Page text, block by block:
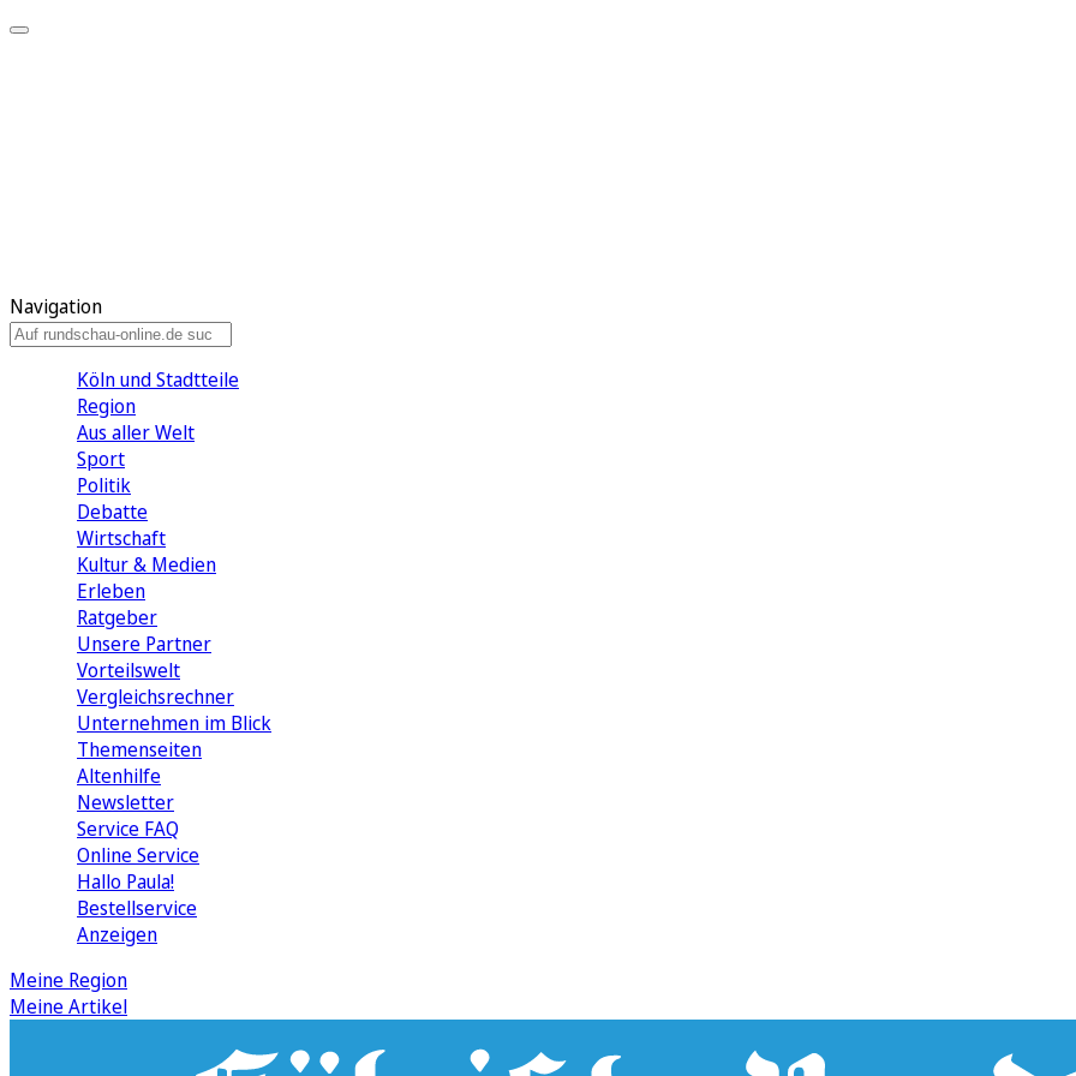
Navigation
Köln und Stadtteile
Region
Aus aller Welt
Sport
Politik
Debatte
Wirtschaft
Kultur & Medien
Erleben
Ratgeber
Unsere Partner
Vorteilswelt
Vergleichsrechner
Unternehmen im Blick
Themenseiten
Altenhilfe
Newsletter
Service FAQ
Online Service
Hallo Paula!
Bestellservice
Anzeigen
Meine Region
Meine Artikel